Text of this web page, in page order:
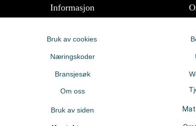
Informasjon
Bruk av cookies
Næringskoder
Bransjesøk
Om oss
Bruk av siden